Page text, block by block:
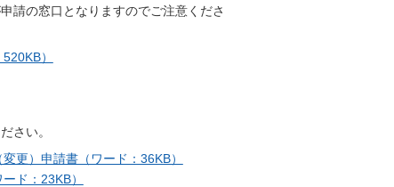
請の窓口となりますのでご注意くださ
）
さい。
更）申請書（ワード：36KB）
ド：23KB）